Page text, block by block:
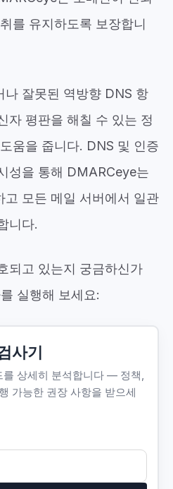
를 유지하도록 보장합니
나 잘못된 역방향 DNS 항
자 평판을 해칠 수 있는 정
움을 줍니다. DNS 및 인증
성을 통해 DMARCeye는
고 모든 메일 서버에서 일관
니다.
되고 있는지 궁금하신가
실행해 보세요:
사기
를 상세히 분석합니다 — 정책,
가능한 권장 사항을 받으세